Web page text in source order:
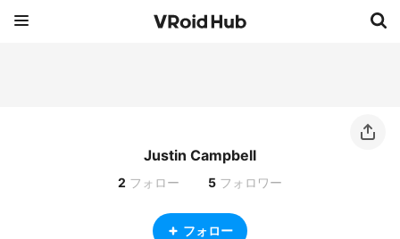
Justin Campbell
2 フォロー 5 フォロワー
フォロー